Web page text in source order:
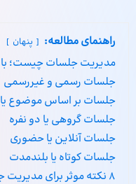
راهنمای مطالعه: پنهان
مدیریت جلسات چیست؛ با
جلسات رسمی و غیررسمی
جلسات بر اساس موضوع
جلسات گروهی یا دو نفره
جلسات آنلاین یا حضوری
جلسات کوتاه یا بلندمدت
8 نکته موثر برای مدیریت جلسات به شیوه‌ای کارآمد